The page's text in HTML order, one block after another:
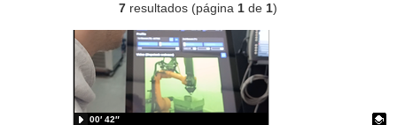
7 resultados (página1 de1)
00′ 42″